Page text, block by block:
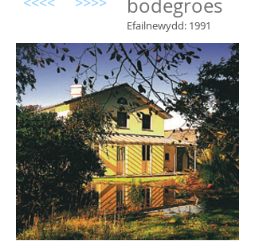
bodegroes
Efailnewydd: 1991